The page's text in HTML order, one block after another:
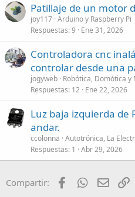
Patillaje de un motor
joy117 Arduino y Raspberry Pi
Respuestas 9 Ene 31, 2026
Controladora cnc
controlar desde una
jogyweb Robótica, Domótica y
Respuestas 12 Ene 22, 2026
Luz baja izquierda de
andar.
ccolonna Autotrónica, La
Respuestas 1 Abr 29, 2026
Compartir: FacebookWhatsApp
Email